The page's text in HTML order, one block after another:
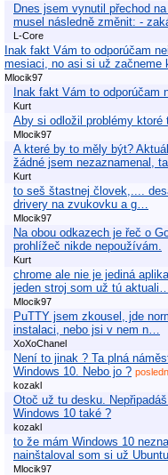
Dnes jsem vynutil přechod
musel následně změnit: -
L-Core
Inak fakt Vám to odporúčam
mesiaci, no asi si už začneme
Mlocik97
Inak fakt Vám to odporúčam
Kurt
Aby si odložil problémy ktoré
Mlocik97
A které by to měly být?
žádné jsem nezaznamenal,
Kurt
to seš štastnej človek,....
drivery na zvukovku a g…
Mlocik97
Na obou odkazech je řeč o
prohlížeč nikde nepoužívám.
Kurt
chrome ale nie je jediná
jeden stroj som už tú aktuali…
Mlocik97
PuTTY jsem zkousel, jde
instalaci, nebo jsi v nem n…
XoXoChanel
Není to jinak ? Ta plná
Windows 10. Nebo jo ?
kozakl
Otoč už tu desku.
Windows 10 také ?
kozakl
to že mám Windows 10
nainštaloval som si už
Mlocik97